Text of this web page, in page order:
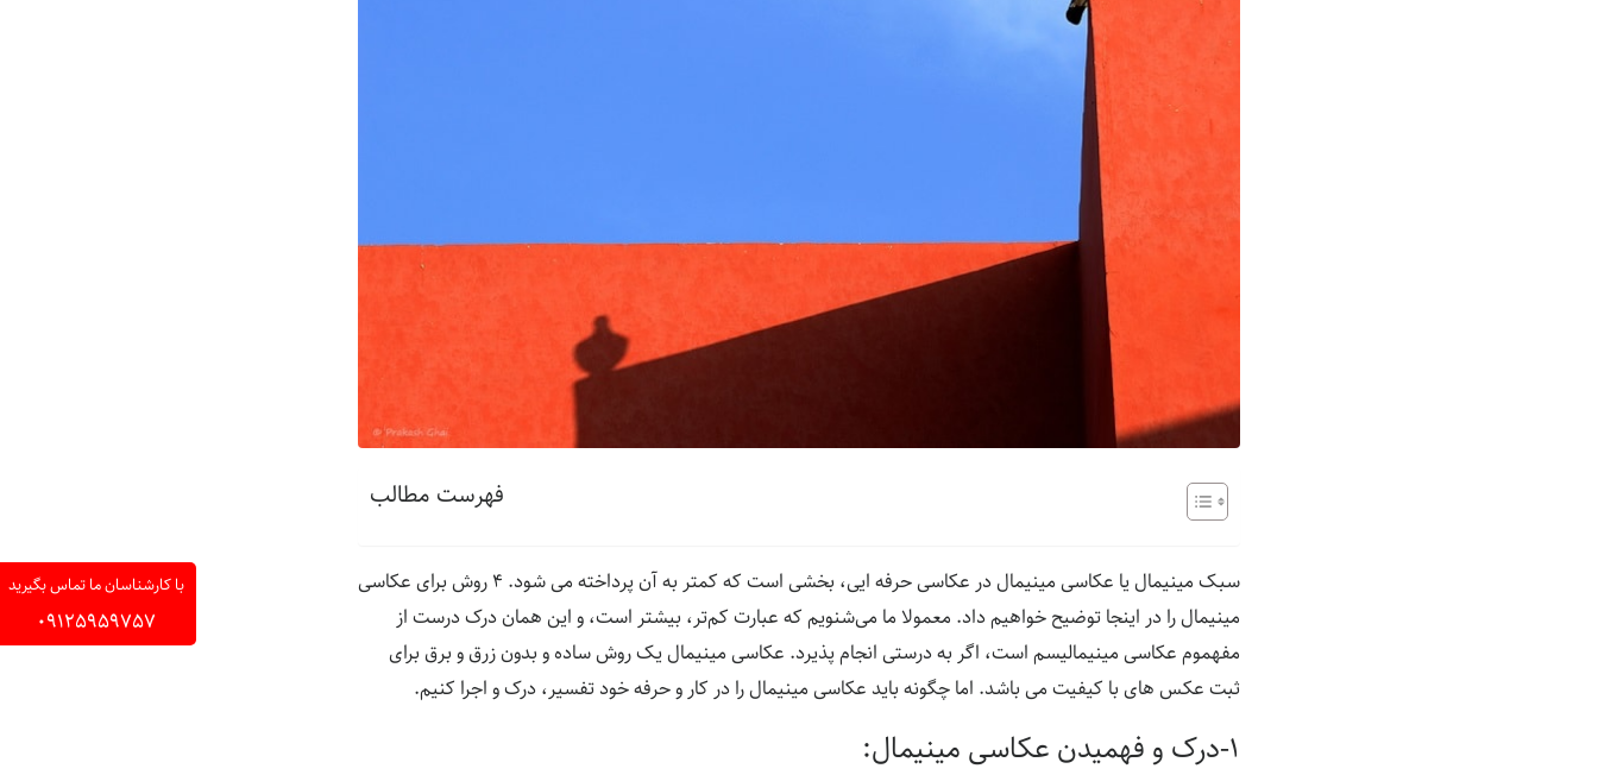
فهرست مطالب
سبک مینیمال یا عکاسی مینیمال در عکاسی حرفه ایی، بخشی است که کمتر به آن پرداخته می شود. ۴ روش برای عکاسی
مینیمال را در اینجا توضیح خواهیم داد. معمولا ما می‌شنویم که عبارت کم‌تر، بیشتر است، و این همان درک درست از
مفهموم عکاسی مینیمالیسم است، اگر به درستی انجام پذیرد. عکاسی مینیمال یک روش ساده و بدون زرق و برق برای
ثبت عکس های با کیفیت می باشد. اما چگونه باید عکاسی مینیمال را در کار و حرفه خود تفسیر، درک و اجرا کنیم.
۱-درک و فهمیدن عکاسی مینیمال:
با کارشناسان ما تماس بگیرید
09125959757